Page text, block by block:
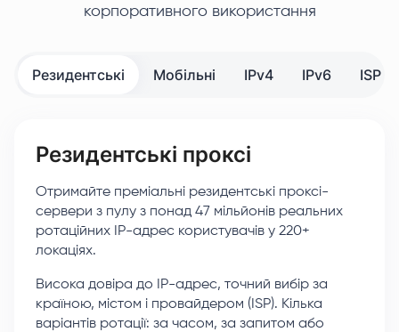
корпоративного використання
Резидентські Мобільні IPv4 IPv6 ISP
Резидентські проксі
Отримайте преміальні резидентські проксі-
сервери з пулу з понад 47 мільйонів реальних
ротаційних IP-адрес користувачів у 220+
локаціях.
Висока довіра до IP-адрес, точний вибір за
країною, містом і провайдером (ISP). Кілька
варіантів ротації: за часом, за запитом або